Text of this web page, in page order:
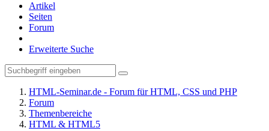
Artikel
Seiten
Forum
Erweiterte Suche
HTML-Seminar.de - Forum für HTML, CSS und PHP
Forum
Themenbereiche
HTML & HTML5